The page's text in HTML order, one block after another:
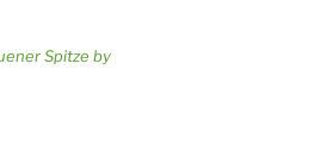
Spitze by